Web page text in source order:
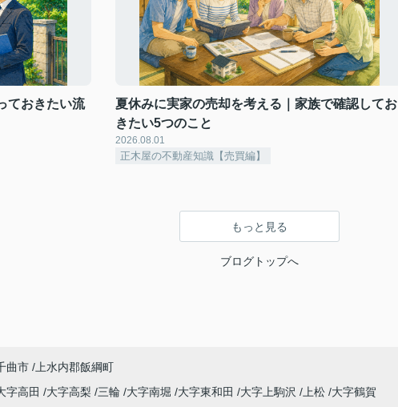
ておきたい流
夏休みに実家の売却を考える｜家族で確認してお
きたい5つのこと
2026.08.01
正木屋の不動産知識【売買編】
もっと見る
ブログトップへ
曲市
上水内郡飯綱町
字高田 大字高梨 三輪 大字南堀 大字東和田 大字上駒沢 上松 大字鶴賀